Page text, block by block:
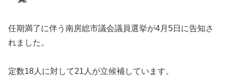
任期満了に伴う南房総市議会議員選挙が4月5日に告知さ
れました。
定数18人に対して21人が立候補しています。